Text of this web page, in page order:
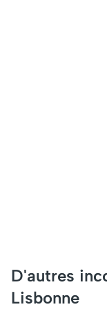
D'autres
Lisbonne